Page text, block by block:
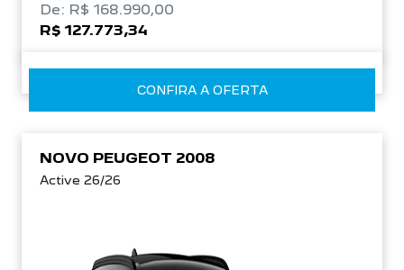
De: R$ 168.990,00
R$ 127.773,34
CONFIRA A OFERTA
NOVO PEUGEOT 2008
Active 26/26